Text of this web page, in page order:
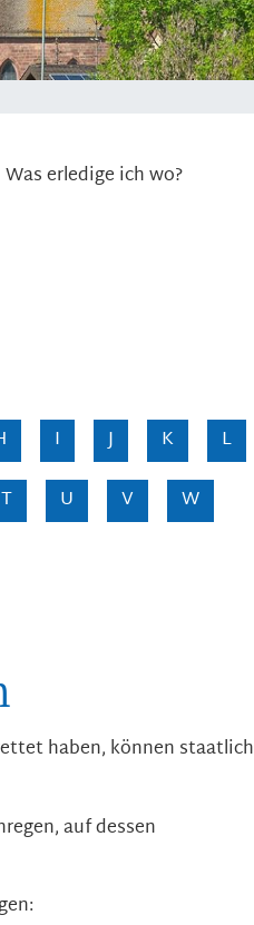
Was erledige ich wo?
I J K
L
T U V
W
haben, können staatlich
auf dessen